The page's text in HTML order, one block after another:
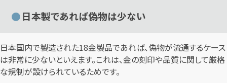
日本製であれば偽物は少ない
日本国内で製造された18金製品であれば、偽物が流通するケース
は非常に少ないといえます。これは、金の刻印や品質に関して厳格
な規制が設けられているためです。